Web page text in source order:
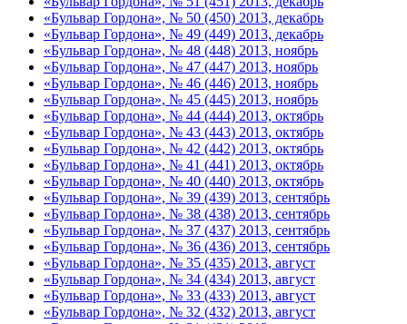
«Бульвар Гордона», № 50 (450) 2013, декабрь
«Бульвар Гордона», № 49 (449) 2013, декабрь
«Бульвар Гордона», № 48 (448) 2013, ноябрь
«Бульвар Гордона», № 47 (447) 2013, ноябрь
«Бульвар Гордона», № 46 (446) 2013, ноябрь
«Бульвар Гордона», № 45 (445) 2013, ноябрь
«Бульвар Гордона», № 44 (444) 2013, октябрь
«Бульвар Гордона», № 43 (443) 2013, октябрь
«Бульвар Гордона», № 42 (442) 2013, октябрь
«Бульвар Гордона», № 41 (441) 2013, октябрь
«Бульвар Гордона», № 40 (440) 2013, октябрь
«Бульвар Гордона», № 39 (439) 2013, сентябрь
«Бульвар Гордона», № 38 (438) 2013, сентябрь
«Бульвар Гордона», № 37 (437) 2013, сентябрь
«Бульвар Гордона», № 36 (436) 2013, сентябрь
«Бульвар Гордона», № 35 (435) 2013, август
«Бульвар Гордона», № 34 (434) 2013, август
«Бульвар Гордона», № 33 (433) 2013, август
«Бульвар Гордона», № 32 (432) 2013, август